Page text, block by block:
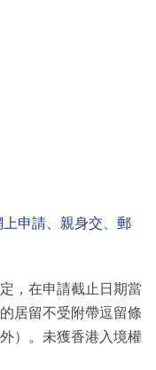
上申請、親身交、郵
，在申請截止日期當
居留不受附帶逗留條
）。未獲香港入境權